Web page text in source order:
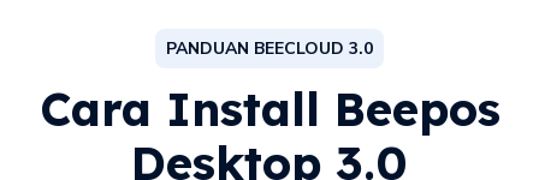
PANDUAN BEECLOUD 3.0
Cara Install Beepos
Desktop 3.0